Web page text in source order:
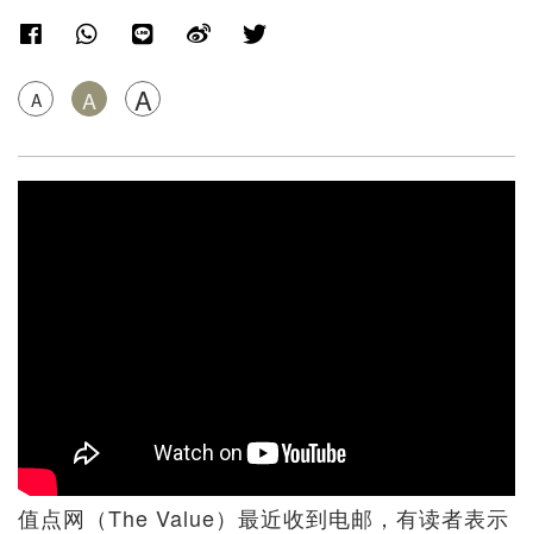
A A A
值点网（The Value）最近收到电邮，有读者表示